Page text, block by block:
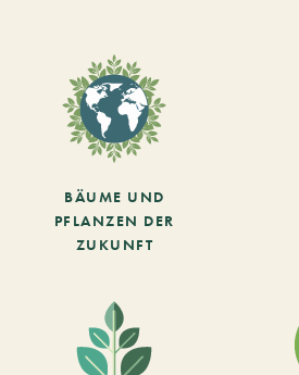
BÄUME UND
PFLANZEN DER
ZUKUNFT